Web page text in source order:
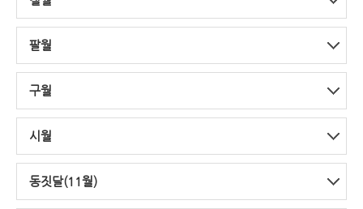
팔월
구월
시월
동짓달(11월)